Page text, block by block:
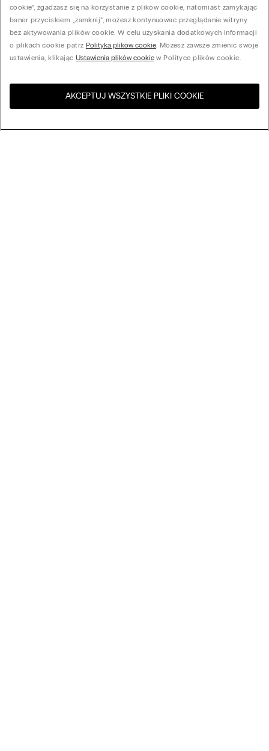
United States
cookie”, zgadzasz się na korzystanie z plików cookie, natomiast zamykając
baner przyciskiem „zamknij”, możesz kontynuować przeglądanie witryny
bez aktywowania plików cookie. W celu uzyskania dodatkowych informacji
o plikach cookie patrz Polityka plików cookie. Możesz zawsze zmienić swoje
ustawienia, klikającUstawienia plików cookie w Polityce plików cookie.
AKCEPTUJ WSZYSTKIE PLIKI COOKIE